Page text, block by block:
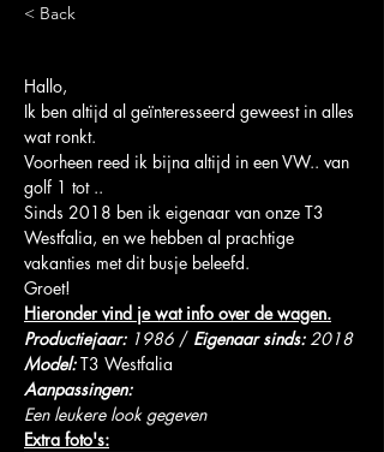
< Back
Hallo,
Ik ben altijd al geïnteresseerd geweest in alles
wat ronkt.
Voorheen reed ik bijna altijd in een VW.. van
golf 1 tot ..
Sinds 2018 ben ik eigenaar van onze T3
Westfalia, en we hebben al prachtige
vakanties met dit busje beleefd.
Groet!
Hieronder vind je wat info over de wagen.
Productiejaar: 1986 / Eigenaar sinds: 2018
Model: T3 Westfalia
Aanpassingen:
Een leukere look gegeven
Extra foto's: